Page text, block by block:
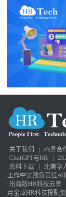
关于我们 | 商务合
ChatGPT与HR
|
资料下载
| 北美华
工作中实践负责任AI
出海版HR科技云图
月全球HR科技投融